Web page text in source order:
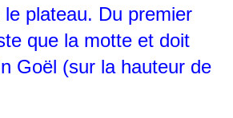
plateau. Du premier
que la motte et doit
Goël (sur la hauteur de